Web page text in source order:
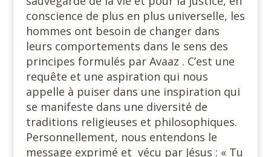
conscience de plus en plus universelle, les
hommes ont besoin de changer dans
leurs comportements dans le sens des
principes formulés par Avaaz . C’est une
requête et une aspiration qui nous
appelle à puiser dans une inspiration qui
se manifeste dans une diversité de
traditions religieuses et philosophiques.
Personnellement, nous entendons le
message exprimé et vécu par Jésus : « Tu